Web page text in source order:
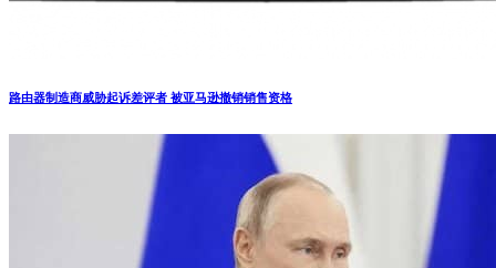
路由器制造商威胁起诉差评者 被亚马逊撤销销售资格